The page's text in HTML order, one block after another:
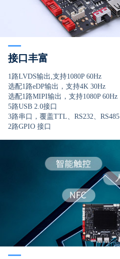
接口丰富
1路LVDS输出,支持1080P 60Hz
选配1路eDP输出，支持4K 30Hz
选配1路MIPI输出，支持1080P 60Hz
5路USB 2.0接口
3路串口，覆盖TTL、RS232、RS485
2路GPIO 接口